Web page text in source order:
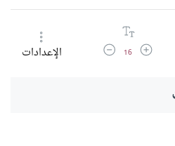
زيادة حجم الخط
16 تقليل حجم الخطالإعدادات